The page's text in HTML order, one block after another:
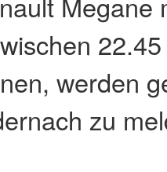
werden
zu